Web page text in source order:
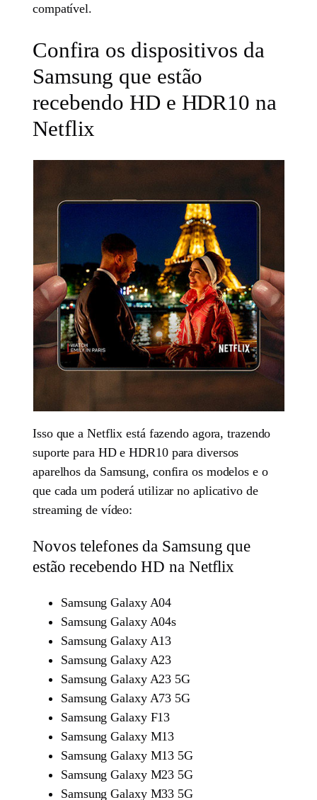
compatível.
Confira os dispositivos da
Samsung que estão
recebendo HD e HDR10 na
Netflix
Isso que a Netflix está fazendo agora, trazendo
suporte para HD e HDR10 para diversos
aparelhos da Samsung, confira os modelos e o
que cada um poderá utilizar no aplicativo de
streaming de vídeo:
Novos telefones da Samsung que
estão recebendo HD na Netflix
Samsung Galaxy A04
Samsung Galaxy A04s
Samsung Galaxy A13
Samsung Galaxy A23
Samsung Galaxy A23 5G
Samsung Galaxy A73 5G
Samsung Galaxy F13
Samsung Galaxy M13
Samsung Galaxy M13 5G
Samsung Galaxy M23 5G
Samsung Galaxy M33 5G